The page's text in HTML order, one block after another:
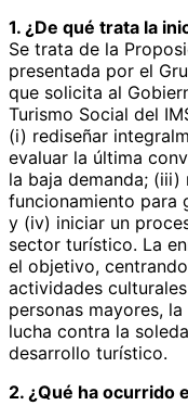
1. ¿De qué trata la
Se trata de la
presentada por el
que solicita al
Turismo Social del
(i) rediseñar
evaluar la última
la baja demanda;
funcionamiento para
y (iv) iniciar un
sector turístico. La
el objetivo,
actividades
personas mayores,
lucha contra la
desarrollo turístico.
2. ¿Qué ha ocurrido